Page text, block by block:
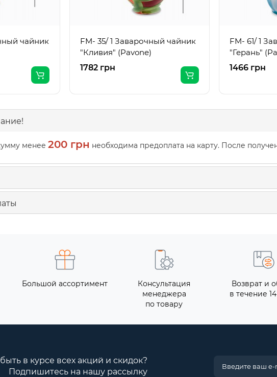
чайник
FM- 35/ 1 Заварочный чайник
"Кливия" (Pavone)
1782 грн
FM- 61/ 1
"Герань"
1466 грн
менее 200 грн необходима предоплата на карту. После
Большой ассортимент
Консультация
менеджера
по товару
Возврат и
в течение
в курсе всех акций и скидок?
Подпишитесь на нашу рассылку